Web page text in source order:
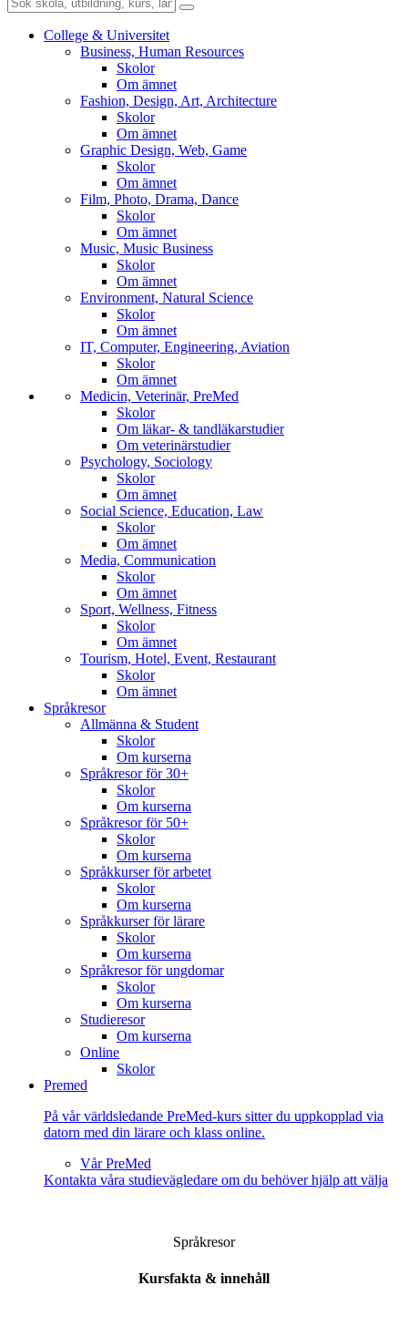
College & Universitet
Business, Human Resources
Skolor
Om ämnet
Fashion, Design, Art, Architecture
Skolor
Om ämnet
Graphic Design, Web, Game
Skolor
Om ämnet
Film, Photo, Drama, Dance
Skolor
Om ämnet
Music, Music Business
Skolor
Om ämnet
Environment, Natural Science
Skolor
Om ämnet
IT, Computer, Engineering, Aviation
Skolor
Om ämnet
Medicin, Veterinär, PreMed
Skolor
Om läkar- & tandläkarstudier
Om veterinärstudier
Psychology, Sociology
Skolor
Om ämnet
Social Science, Education, Law
Skolor
Om ämnet
Media, Communication
Skolor
Om ämnet
Sport, Wellness, Fitness
Skolor
Om ämnet
Tourism, Hotel, Event, Restaurant
Skolor
Om ämnet
Språkresor
Allmänna & Student
Skolor
Om kurserna
Språkresor för 30+
Skolor
Om kurserna
Språkresor för 50+
Skolor
Om kurserna
Språkkurser för arbetet
Skolor
Om kurserna
Språkkurser för lärare
Skolor
Om kurserna
Språkresor för ungdomar
Skolor
Om kurserna
Studieresor
Om kurserna
Online
Skolor
Premed
På vår världsledande PreMed-kurs sitter du uppkopplad via
datorn med din lärare och klass online.
Vår PreMed
Kontakta våra studievägledare om du behöver hjälp att välja
Språkresor
Kursfakta & innehåll